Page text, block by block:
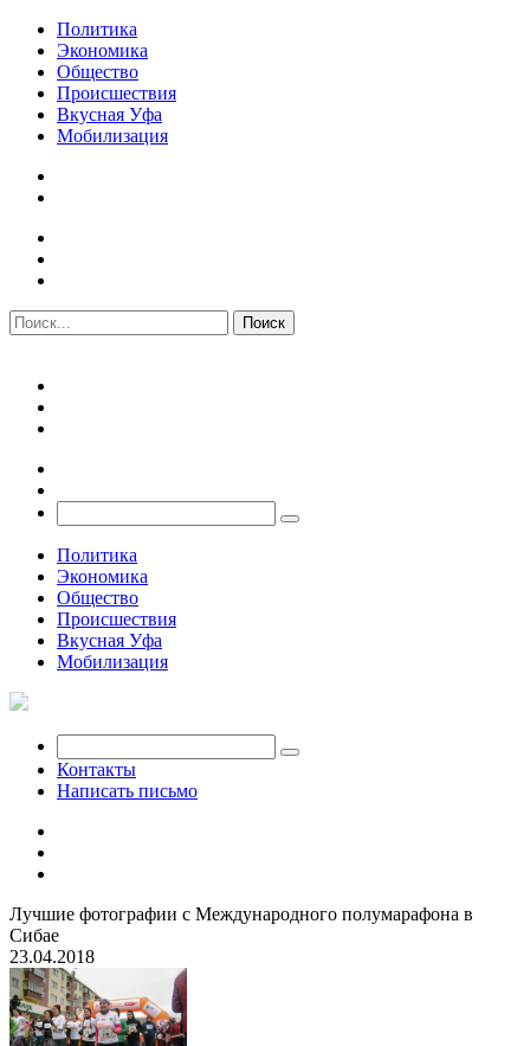
Политика
Экономика
Общество
Происшествия
Вкусная Уфа
Мобилизация
Политика
Экономика
Общество
Происшествия
Вкусная Уфа
Мобилизация
Контакты
Написать письмо
Лучшие фотографии с Международного полумарафона в
Сибае
23.04.2018